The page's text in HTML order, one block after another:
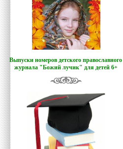
Выпуски номеров детского православного
журнала "Божий лучик" для детей 6+